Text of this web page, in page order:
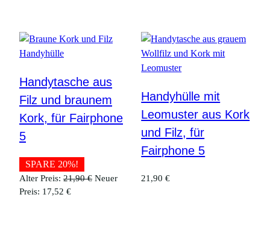
Handytasche aus
Filz und braunem
Kork, für Fairphone
5
SPARE 20%!
Alter Preis: 21,90€ Ursprünglicher
Neuer
Preis: 17,52 €Aktueller
Handyhülle mit
Leomuster aus Kork
und Filz, für
Fairphone 5
21,90€